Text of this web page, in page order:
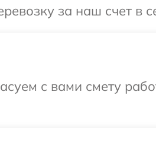
за наш счет в
с вами смету